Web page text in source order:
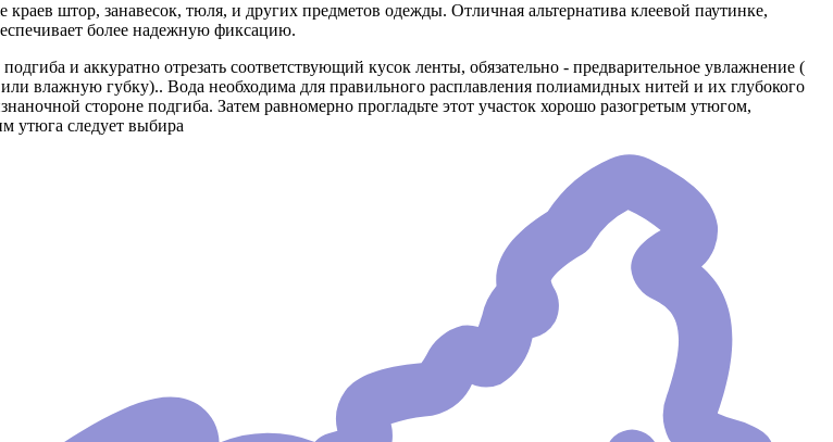
штор, занавесок, тюля, и других предметов одежды. Отличная альтернатива клеевой паутинке,
более надежную фиксацию.
и аккуратно отрезать соответствующий кусок ленты, обязательно - предварительное увлажнение (
влажную губку).. Вода необходима для правильного расплавления полиамидных нитей и их глубокого
стороне подгиба. Затем равномерно прогладьте этот участок хорошо разогретым утюгом,
утюга следует выбира